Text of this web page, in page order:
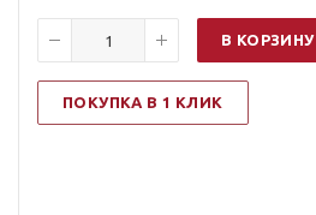
В КОРЗИНУ
ПОКУПКА В 1 КЛИК